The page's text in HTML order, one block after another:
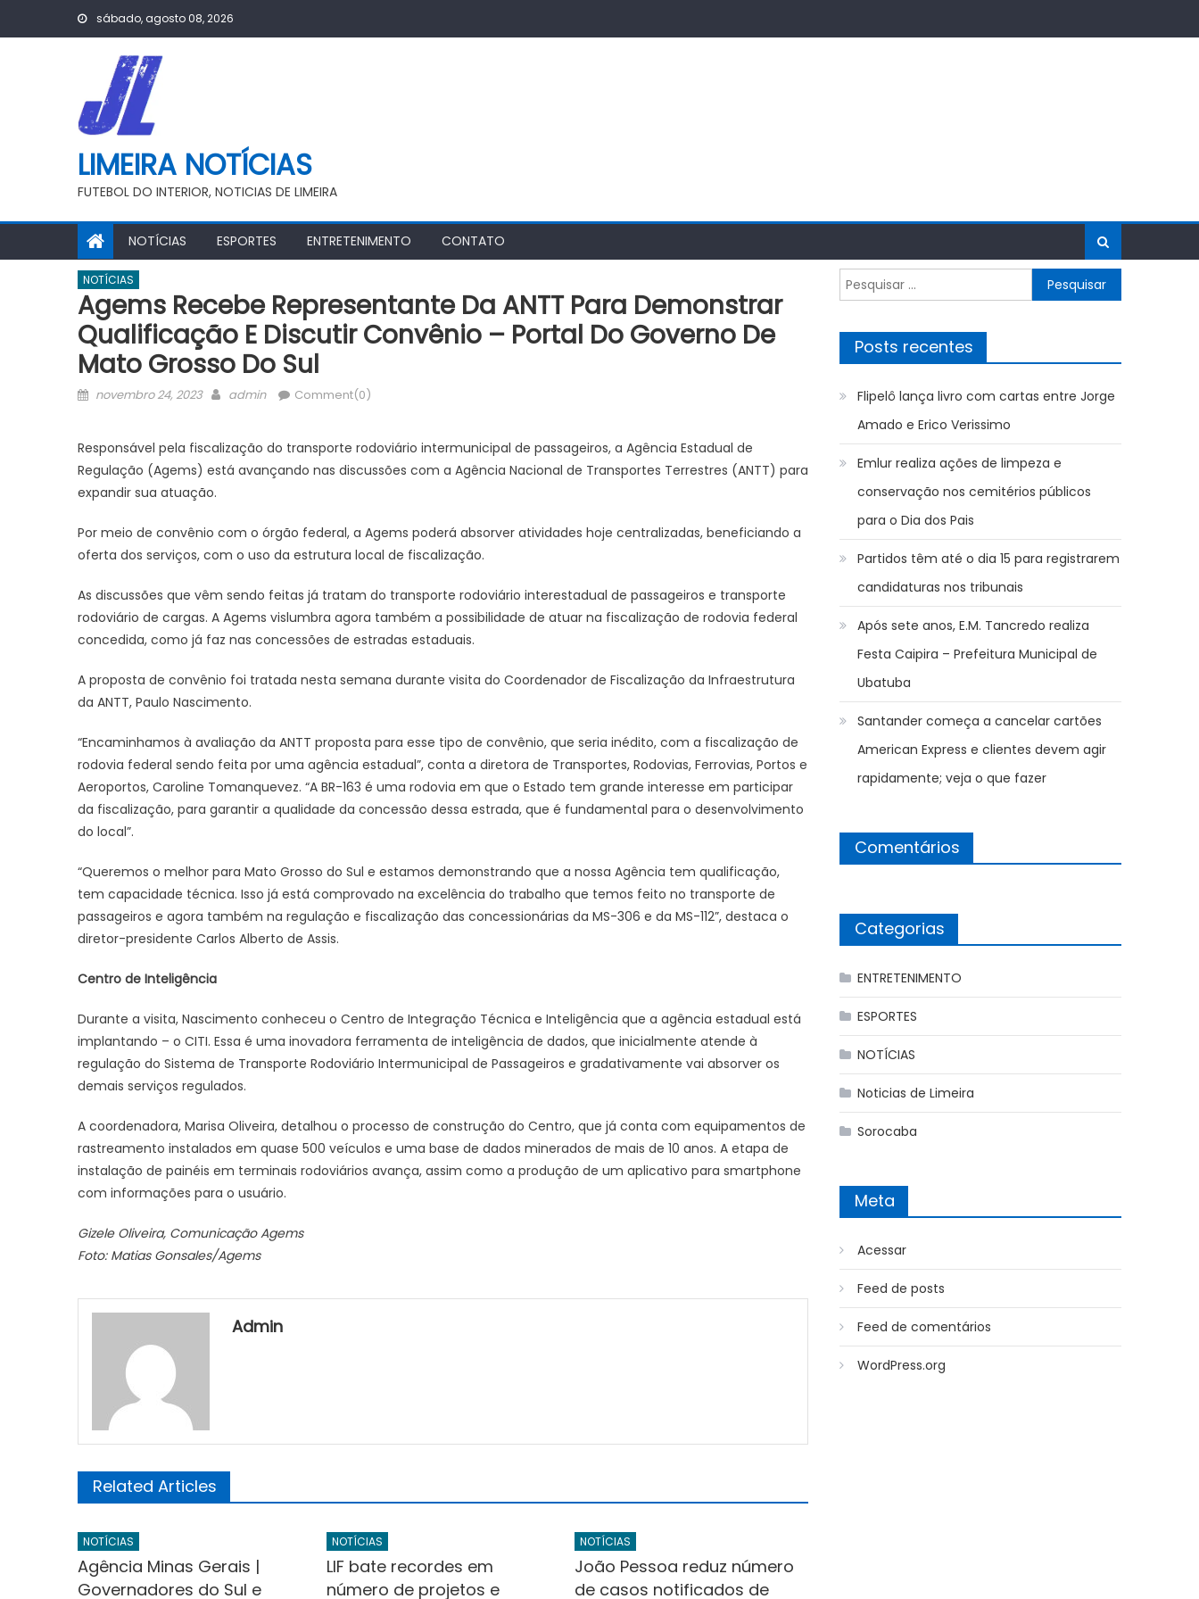
sábado, agosto 08, 2026
LIMEIRA NOTÍCIAS
FUTEBOL DO INTERIOR, NOTICIAS DE LIMEIRA
NOTÍCIAS ESPORTES ENTRETENIMENTO CONTATO
NOTÍCIAS
Agems Recebe Representante Da ANTT Para Demonstrar
Qualificação E Discutir Convênio – Portal Do Governo De
Mato Grosso Do Sul
Posted
novembro 24, 2023 Author
admin Comment(0)
Responsável pela fiscalização do transporte rodoviário intermunicipal de passageiros, a Agência Estadual de
Regulação (Agems) está avançando nas discussões com a Agência Nacional de Transportes Terrestres (ANTT) para
expandir sua atuação.
Por meio de convênio com o órgão federal, a Agems poderá absorver atividades hoje centralizadas, beneficiando a
oferta dos serviços, com o uso da estrutura local de fiscalização.
As discussões que vêm sendo feitas já tratam do transporte rodoviário interestadual de passageiros e transporte
rodoviário de cargas. A Agems vislumbra agora também a possibilidade de atuar na fiscalização de rodovia federal
concedida, como já faz nas concessões de estradas estaduais.
A proposta de convênio foi tratada nesta semana durante visita do Coordenador de Fiscalização da Infraestrutura
da ANTT, Paulo Nascimento.
“Encaminhamos à avaliação da ANTT proposta para esse tipo de convênio, que seria inédito, com a fiscalização de
rodovia federal sendo feita por uma agência estadual”, conta a diretora de Transportes, Rodovias, Ferrovias, Portos e
Aeroportos, Caroline Tomanquevez. “A BR-163 é uma rodovia em que o Estado tem grande interesse em participar
da fiscalização, para garantir a qualidade da concessão dessa estrada, que é fundamental para o desenvolvimento
do local”.
“Queremos o melhor para Mato Grosso do Sul e estamos demonstrando que a nossa Agência tem qualificação,
tem capacidade técnica. Isso já está comprovado na excelência do trabalho que temos feito no transporte de
passageiros e agora também na regulação e fiscalização das concessionárias da MS-306 e da MS-112”, destaca o
diretor-presidente Carlos Alberto de Assis.
Centro de Inteligência
Durante a visita, Nascimento conheceu o Centro de Integração Técnica e Inteligência que a agência estadual está
implantando – o CITI. Essa é uma inovadora ferramenta de inteligência de dados, que inicialmente atende à
regulação do Sistema de Transporte Rodoviário Intermunicipal de Passageiros e gradativamente vai absorver os
demais serviços regulados.
A coordenadora, Marisa Oliveira, detalhou o processo de construção do Centro, que já conta com equipamentos de
rastreamento instalados em quase 500 veículos e uma base de dados minerados de mais de 10 anos. A etapa de
instalação de painéis em terminais rodoviários avança, assim como a produção de um aplicativo para smartphone
com informações para o usuário.
Gizele Oliveira, Comunicação Agems
Foto: Matias Gonsales/Agems
Admin
Related Articles
NOTÍCIAS
Agência Minas Gerais |
Governadores do Sul e
NOTÍCIAS
LIF bate recordes em
número de projetos e
NOTÍCIAS
João Pessoa reduz número
de casos notificados de
Pesquisar
por:
Posts recentes
Flipelô lança livro com cartas entre Jorge
Amado e Erico Verissimo
Emlur realiza ações de limpeza e
conservação nos cemitérios públicos
para o Dia dos Pais
Partidos têm até o dia 15 para registrarem
candidaturas nos tribunais
Após sete anos, E.M. Tancredo realiza
Festa Caipira – Prefeitura Municipal de
Ubatuba
Santander começa a cancelar cartões
American Express e clientes devem agir
rapidamente; veja o que fazer
Comentários
Categorias
ENTRETENIMENTO
ESPORTES
NOTÍCIAS
Noticias de Limeira
Sorocaba
Meta
Acessar
Feed de posts
Feed de comentários
WordPress.org